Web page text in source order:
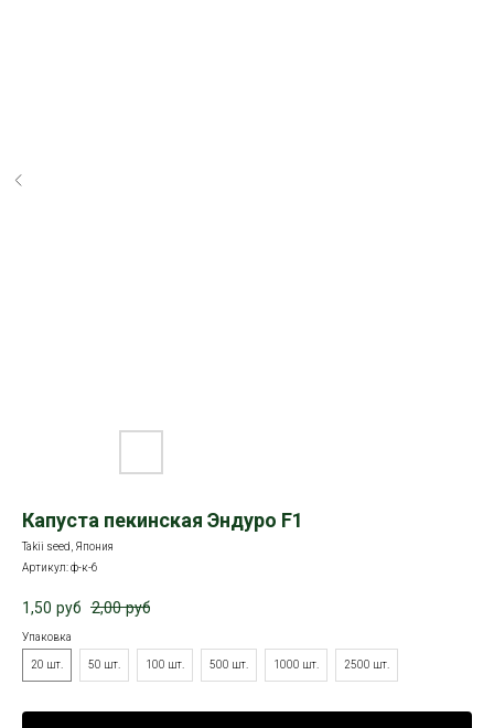
Капуста пекинская Эндуро F1
Takii seed, Япония
Артикул:ф-к-6
1,50 руб 2,00 руб
Упаковка
20 шт. 50 шт. 100 шт. 500 шт. 1000 шт. 2500 шт.